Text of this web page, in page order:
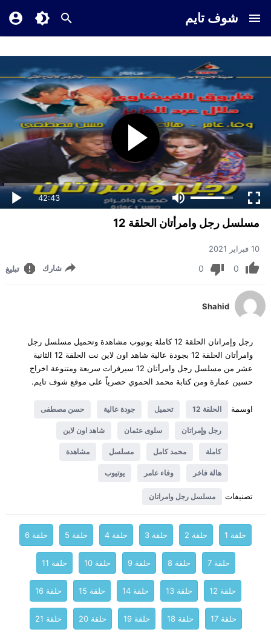
شوف تايم
42:43
مسلسل رجل وامرأتان الحلقة 12
10 فبراير 2021
0
0 شارك تبليغ
Shahid
رجل وإمراتان الحلقة 12 كاملة يوتيوب مشاهدة وتحميل مسلسل رجل
وامرأتان الحلقة 12 بجودة عالية شاهد اون لاين نت الحلقة 12 الثانية
عشر من مسلسل رجل وامرأتان 12 سيرفرات سريعة ومتنوعة اخراج
حسين عمارة ومن كتابة محمد الحموي حصرياً على موقع شوف تايم.
اوسمة الحلقة 12 تحميل جودة عالية حسن مصطفى
رجل وإمراتان سلوى عثمان شاهد اون لاين
كاملة محمد كامل مسلسل مشاهدة
هالة فاخر وفاء عامر يوتيوب
تصنيفات مسلسل رجل وامراتان
حلقة 1 حلقة 2 حلقة 3 حلقة 4 حلقة 5 حلقة 6
حلقة 7 حلقة 8 حلقة 9 حلقة 10 حلقة 11
حلقة 12 حلقة 13 حلقة 14 حلقة 15 حلقة 16
حلقة 17 حلقة 18 حلقة 19 حلقة 20 حلقة 21